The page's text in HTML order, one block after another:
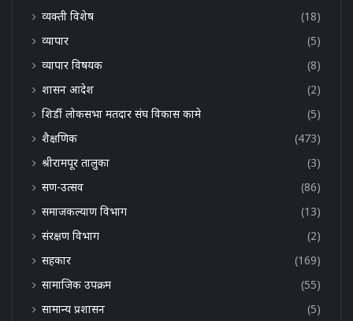
व्यक्ती विशेष
(18)
व्यापार
(5)
व्यापार विषयक
(8)
शासन आदेश
(2)
शिर्डी लोकसभा मतदार संघ विकास कामे
(5)
शैक्षणिक
(473)
श्रीरामपूर तालुका
(3)
सण-उत्सव
(86)
समाजकल्याण विभाग
(13)
संरक्षण विभाग
(2)
सहकार
(169)
सामाजिक उपक्रम
(55)
सामान्य प्रशासन
(5)